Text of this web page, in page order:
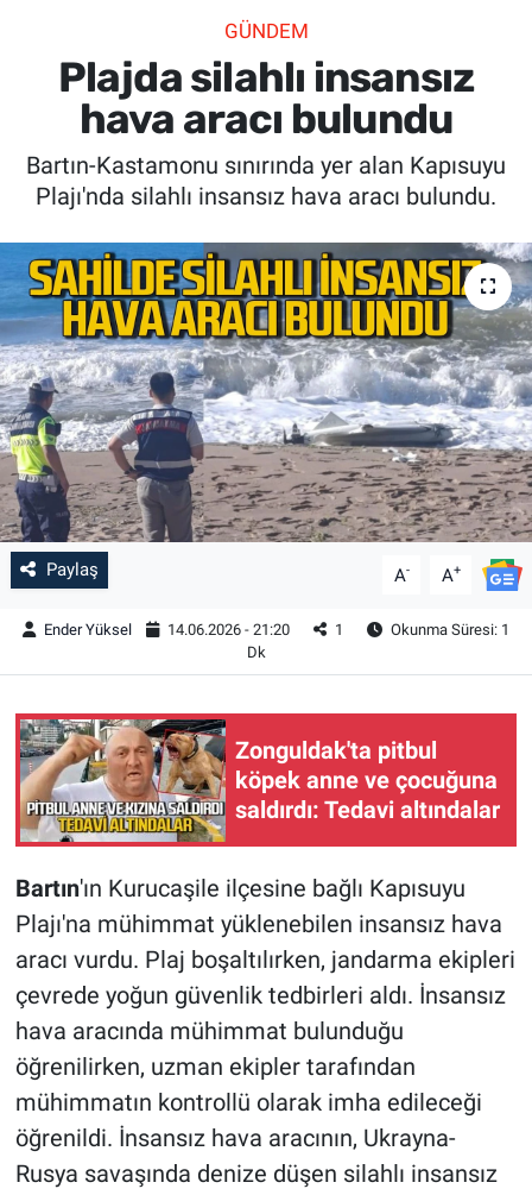
GÜNDEM
Plajda silahlı insansız
hava aracı bulundu
Bartın-Kastamonu sınırında yer alan Kapısuyu
Plajı'nda silahlı insansız hava aracı bulundu.
Paylaş A- A+
Ender Yüksel 14.06.2026 - 21:20 1
Okunma Süresi: 1
Dk
Zonguldak'ta pitbul
köpek anne ve çocuğuna
saldırdı: Tedavi altındalar
Bartın'ın Kurucaşile ilçesine bağlı Kapısuyu
Plajı'na mühimmat yüklenebilen insansız hava
aracı vurdu. Plaj boşaltılırken, jandarma ekipleri
çevrede yoğun güvenlik tedbirleri aldı. İnsansız
hava aracında mühimmat bulunduğu
öğrenilirken, uzman ekipler tarafından
mühimmatın kontrollü olarak imha edileceği
öğrenildi. İnsansız hava aracının, Ukrayna-
Rusya savaşında denize düşen silahlı insansız
SPOR
SAĞLIK